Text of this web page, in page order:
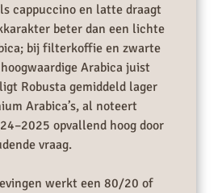
cappuccino en latte draagt
beter dan een lichte
bij filterkoffie en zwarte
Arabica juist
Robusta gemiddeld lager
Arabica’s, al noteert
opvallend hoog door
vraag.
werkt een 80/20 of